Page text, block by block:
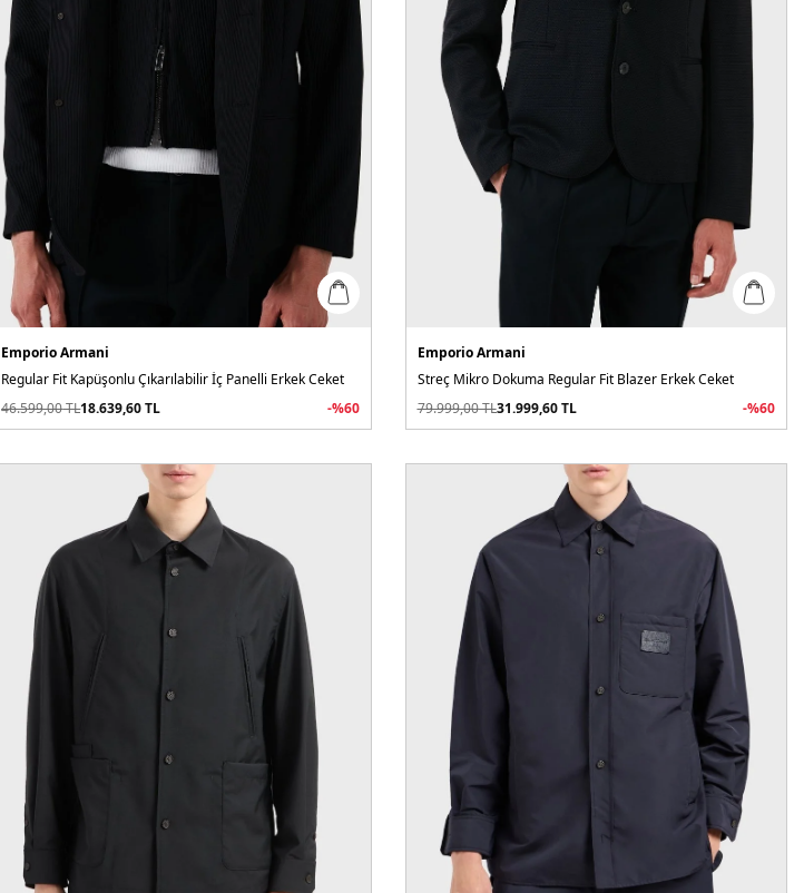
Emporio Armani
Regular Fit Kapüşonlu Çıkarılabilir İç Panelli Erkek Ceket
46.599,00TL18.639,60TL -%60
Emporio Armani
Streç Mikro Dokuma Regular Fit Blazer Erkek Ceket
79.999,00TL31.999,60TL -%60